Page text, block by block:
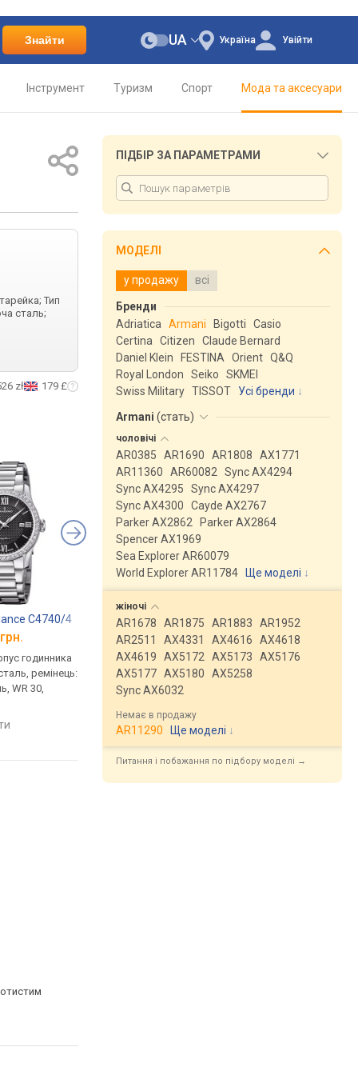
Знайти Україна
UA Увійти
Інструмент Туризм Спорт Мода та аксесуари
Тип
сталь;
zł 179 £
C4740/4
годинника
ремінець:
WR 30,
Michael Kors MK4366
від 10 940 грн.
кварцові, корпус годинника
нержавіюча сталь, ремінець:
браслет сталь, WR 50, США
порівняти
Michael Kors
від 9 850 грн.
кварцові, корпус
ПІДБІР ЗА ПАРАМЕТРАМИ
МОДЕЛІ
у продажу всі
Бренди
Adriatica
Armani Bigotti
Casio
Certina
Citizen
Claude Bernard
Daniel Klein
FESTINA Orient Q&Q
Royal London
Seiko
SKMEI
Swiss Military TISSOT
Усі бренди
Armani (стать)
чоловічі
AR0385 AR1690 AR1808
AX1771
AR11360
AR60082
Sync AX4294
Sync AX4295
Sync AX4297
Sync AX4300
Cayde AX2767
Parker AX2862
Parker AX2864
Spencer AX1969
Sea Explorer AR60079
World Explorer AR11784
Ще моделі ↓
жіночі
AR1678 AR1875 AR1883
AR1952
AR2511
AX4331 AX4616
AX4618
AX4619
AX5172 AX5173
AX5176
AX5177 AX5180
AX5258
Sync AX6032
Немає в продажу
AR11290 Ще моделі ↓
Питання і побажання по підбору моделі →